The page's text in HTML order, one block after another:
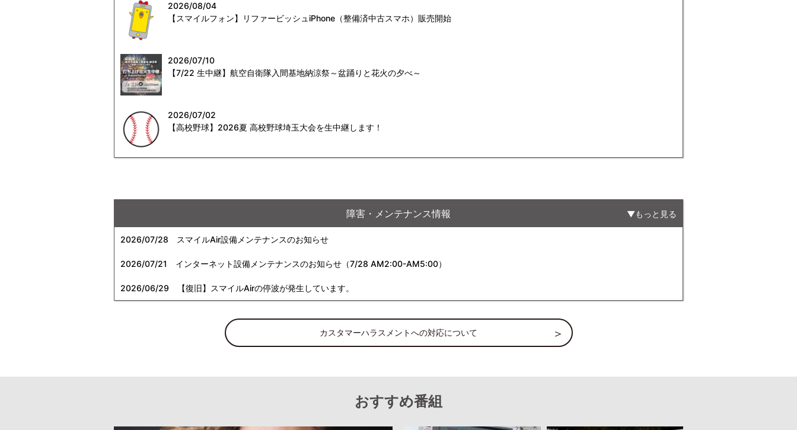
2026/08/04
【スマイルフォン】リファービッシュiPhone（整備済中古スマホ）販売開始
2026/07/10
【7/22 生中継】航空自衛隊入間基地納涼祭～盆踊りと花火の夕べ～
2026/07/02
【高校野球】2026夏 高校野球埼玉大会を生中継します！
障害・メンテナンス情報 もっと見る
2026/07/28 スマイルAir設備メンテナンスのお知らせ
2026/07/21 インターネット設備メンテナンスのお知らせ（7/28 AM2:00-AM5:00）
2026/06/29 【復旧】スマイルAirの停波が発生しています。
カスタマーハラスメントへの対応について
おすすめ番組